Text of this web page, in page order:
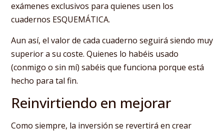
exámenes exclusivos para quienes usen los
cuadernos ESQUEMÁTICA.
Aun así, el valor de cada cuaderno seguirá siendo muy
superior a su coste. Quienes lo habéis usado
(conmigo o sin mí) sabéis que funciona porque está
hecho para tal fin.
Reinvirtiendo en mejorar
Como siempre, la inversión se revertirá en crear